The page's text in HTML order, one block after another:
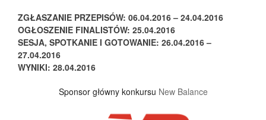
ZGŁASZANIE PRZEPISÓW: 06.04.2016 – 24.04.2016
OGŁOSZENIE FINALISTÓW: 25.04.2016
SESJA, SPOTKANIE I GOTOWANIE: 26.04.2016 –
27.04.2016
WYNIKI: 28.04.2016
Sponsor główny konkursu New Balance